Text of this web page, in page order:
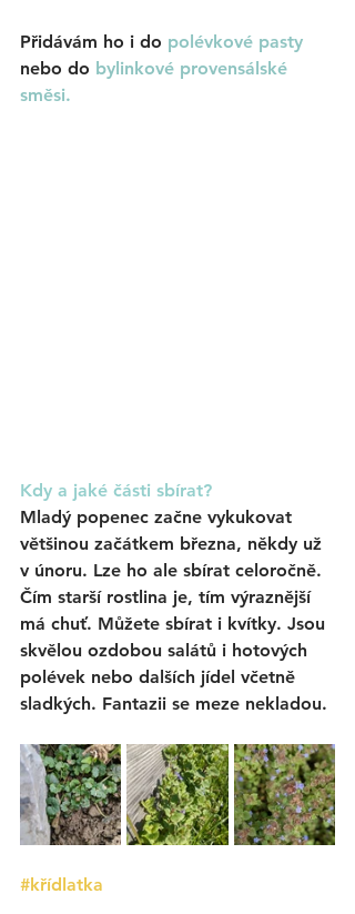
Přidávám ho i do polévkové pasty
nebo do bylinkové provensálské
směsi.
Kdy a jaké části sbírat?
Mladý popenec začne vykukovat
většinou začátkem března, někdy už
v únoru. Lze ho ale sbírat celoročně.
Čím starší rostlina je, tím výraznější
má chuť. Můžete sbírat i kvítky. Jsou
skvělou ozdobou salátů i hotových
polévek nebo dalších jídel včetně
sladkých. Fantazii se meze nekladou.
#křídlatka